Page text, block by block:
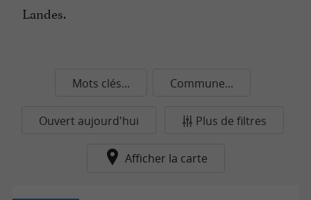
Landes.
Mots clés... Commune...
Ouvert aujourd'hui Plus de filtres
Afficher la carte